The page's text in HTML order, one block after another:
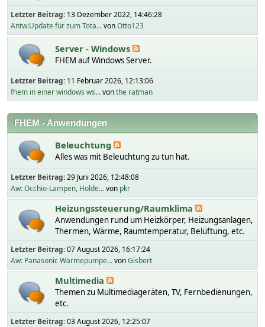
Letzter Beitrag: 13 Dezember 2022, 14:46:28
Antw:Update für zum Tota...vonOtto123
Server - Windows
FHEM auf Windows Server.
Letzter Beitrag: 11 Februar 2026, 12:13:06
fhem in einer windows ws...vonthe ratman
FHEM - Anwendungen
Beleuchtung
Alles was mit Beleuchtung zu tun hat.
Letzter Beitrag:29 Juni 2026, 12:48:08
Aw: Occhio-Lampen, Holde...von pkr
Heizungssteuerung/Raumklima
Anwendungen rund um Heizkörper, Heizungsanlagen,
Thermen, Wärme, Raumtemperatur, Belüftung, etc.
Letzter Beitrag:07 August 2026, 16:17:24
Aw: Panasonic Wärmepumpe...vonGisbert
Multimedia
Themen zu Multimediageräten, TV, Fernbedienungen,
etc.
Letzter Beitrag:03 August 2026, 12:25:07